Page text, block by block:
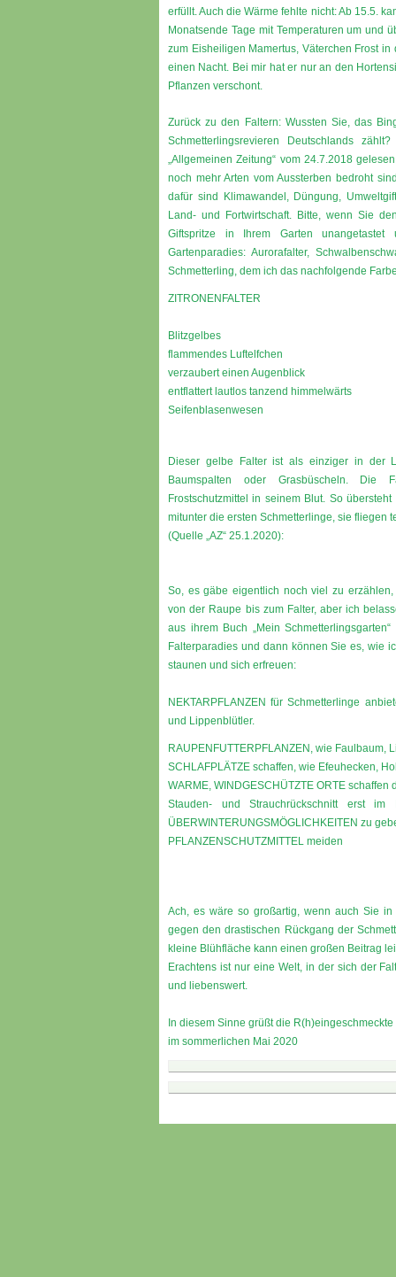
erfüllt. Auch die Wärme fehlte nicht: Ab 15.5.
Monatsende Tage mit Temperaturen um und
zum Eisheiligen Mamertus, Väterchen Frost
einen Nacht. Bei mir hat er nur an den
Pflanzen verschont.
Zurück zu den Faltern: Wussten Sie, das
Schmetterlingsrevieren Deutschlands
„Allgemeinen Zeitung“ vom 24.7.2018
noch mehr Arten vom Aussterben bedroht
dafür sind Klimawandel, Düngung,
Land- und Fortwirtschaft. Bitte, wenn Sie
Giftspritze in Ihrem Garten
Gartenparadies: Aurorafalter,
Schmetterling, dem ich das nachfolgende
ZITRONENFALTER
Blitzgelbes
flammendes Luftelfchen
verzaubert einen Augenblick
entflattert lautlos tanzend himmelwärts
Seifenblasenwesen
Dieser gelbe Falter ist als einziger in der
Baumspalten oder Grasbüscheln. Die
Frostschutzmittel in seinem Blut. So
mitunter die ersten Schmetterlinge, sie fliegen
(Quelle „AZ“ 25.1.2020):
So, es gäbe eigentlich noch viel zu erzählen,
von der Raupe bis zum Falter, aber ich
aus ihrem Buch „Mein
Falterparadies und dann können Sie es, wie
staunen und sich erfreuen:
NEKTARPFLANZEN für Schmetterlinge
und Lippenblütler.
RAUPENFUTTERPFLANZEN, wie Faulbaum,
SCHLAFPLÄTZE schaffen, wie Efeuhecken,
WARME, WINDGESCHÜTZTE ORTE schaffen
Stauden- und Strauchrückschnitt erst im
ÜBERWINTERUNGSMÖGLICHKEITEN zu
PFLANZENSCHUTZMITTEL meiden
Ach, es wäre so großartig, wenn auch Sie
gegen den drastischen Rückgang der
kleine Blühfläche kann einen großen Beitrag
Erachtens ist nur eine Welt, in der sich der
und liebenswert.
In diesem Sinne grüßt die R(h)eingeschmeckte
im sommerlichen Mai 2020